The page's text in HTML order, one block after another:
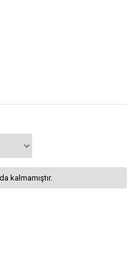
kalmamıştır.